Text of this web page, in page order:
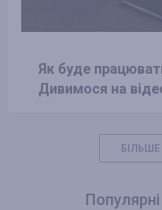
Як буде
Дивимося на